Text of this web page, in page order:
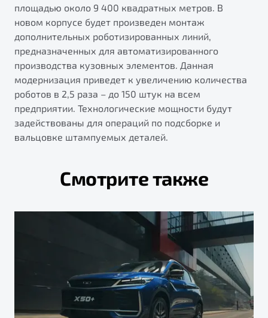
площадью около 9 400 квадратных метров. В
новом корпусе будет произведен монтаж
дополнительных роботизированных линий,
предназначенных для автоматизированного
производства кузовных элементов. Данная
модернизация приведет к увеличению количества
роботов в 2,5 раза – до 150 штук на всем
предприятии. Технологические мощности будут
задействованы для операций по подсборке и
вальцовке штампуемых деталей.
Смотрите также